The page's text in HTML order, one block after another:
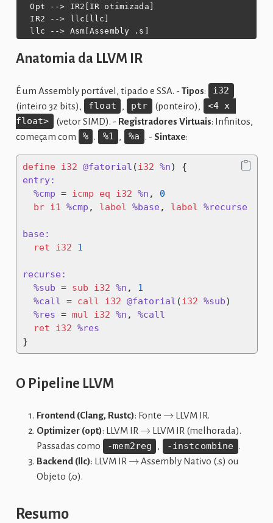
  Opt --> IR2[IR otimizada]
  IR2 --> llc[llc]
  llc --> Asm[Assembly .s]
Anatomia da LLVM IR
É um Assembly portável, tipado e SSA. - Tipos: i32
(inteiro 32 bits), float , ptr (ponteiro),
<4 x
float>
(vetor SIMD). - Registradores Virtuais: Infinitos,
começam com
% . %1 , %a . -Sintaxe:
define i32 @fatorial (i32 %n) {
entry:
%cmp = icmp eq i32 %n , 0
br i1 %cmp , label %base , label %recurse
base:
ret
i32 1
recurse:
%sub = sub i32 %n , 1
%call = call i32 @fatorial (i32 %sub)
%res = mul i32 %n , %call
ret
i32 %res
}
O Pipeline LLVM
Frontend (Clang, Rustc): Fonte → LLVM IR.
Optimizer (opt): LLVM IR → LLVM IR (melhorada).
Passadas como
-mem2reg , -instcombine .
Backend (llc): LLVM IR →Assembly Nativo (.s) ou
Objeto (.o).
Resumo